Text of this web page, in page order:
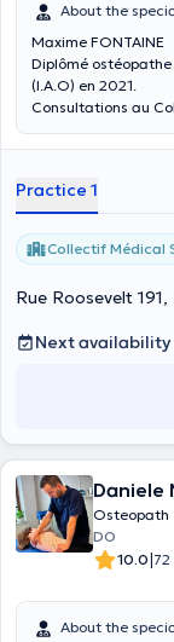
About the
Maxime FONTAINE
Diplômé
(I.A.O) en 2021.
Consultations au
Practice 1
Collectif Médical
Rue Roosevelt 191,
Next availability
Daniele
Osteopath
DO
10.0|72
About the